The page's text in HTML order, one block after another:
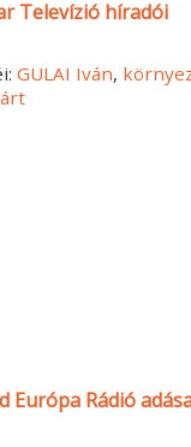
Televízió híradói
GULAI Iván,
Európa Rádió